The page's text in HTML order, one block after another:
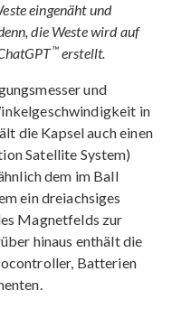
eingenäht und
die Weste wird auf
™erstellt.
und
in
die Kapsel auch einen
Satellite System)
dem im Ball
ein dreiachsiges
Magnetfelds zur
hinaus enthält die
Batterien